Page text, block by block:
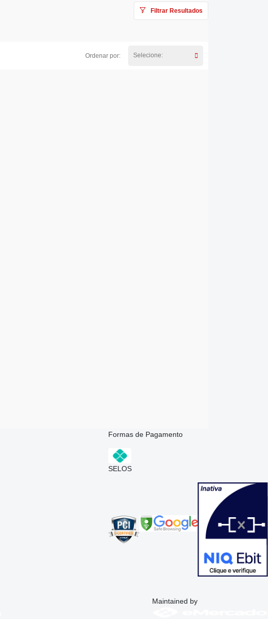
Filtrar Resultados
Ordenar por: Selecione:
Formas de Pagamento
SELOS
Maintained by